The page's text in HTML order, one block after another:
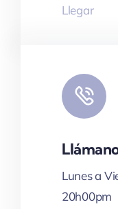
Llegar
Lunes a
20h00pm